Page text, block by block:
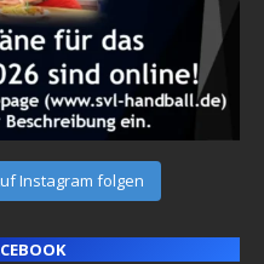
Instagram folgen